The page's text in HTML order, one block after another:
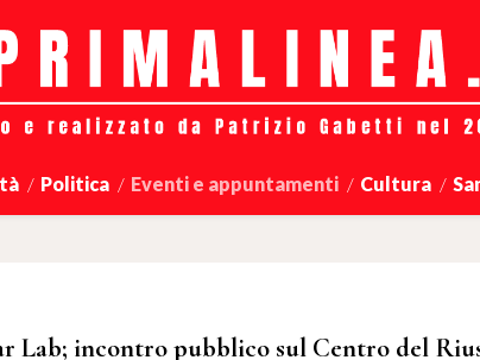
Politica Eventi e appuntamenti Cultura
Lab; incontro pubblico sul Centro del